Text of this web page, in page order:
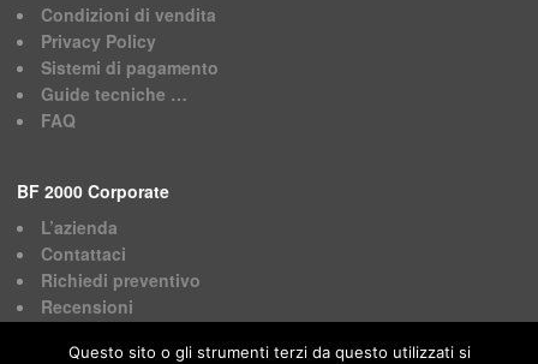
Condizioni di vendita
Privacy Policy
Sistemi di pagamento
Guide tecniche …
FAQ
BF 2000 Corporate
L’azienda
Contattaci
Richiedi preventivo
Recensioni
Questo sito o gli strumenti terzi da questo utilizzati si